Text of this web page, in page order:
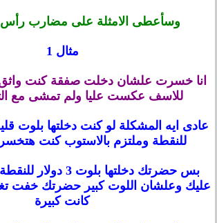
وسأعطى الامثلة على مضارب رأس ماله
مثال 1
للاسف عكست عليا ولم تمشى مع
للنقطة وملتزم بالاستوب كنت هتخسر 3 او 4 دولار
بس حضرتك دخلتها
عليك وعلشان اللوت كبير حضرتك خفت
كانت كبيرة